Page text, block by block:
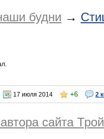
будни →
17 июля 2014 +6 2
сайта